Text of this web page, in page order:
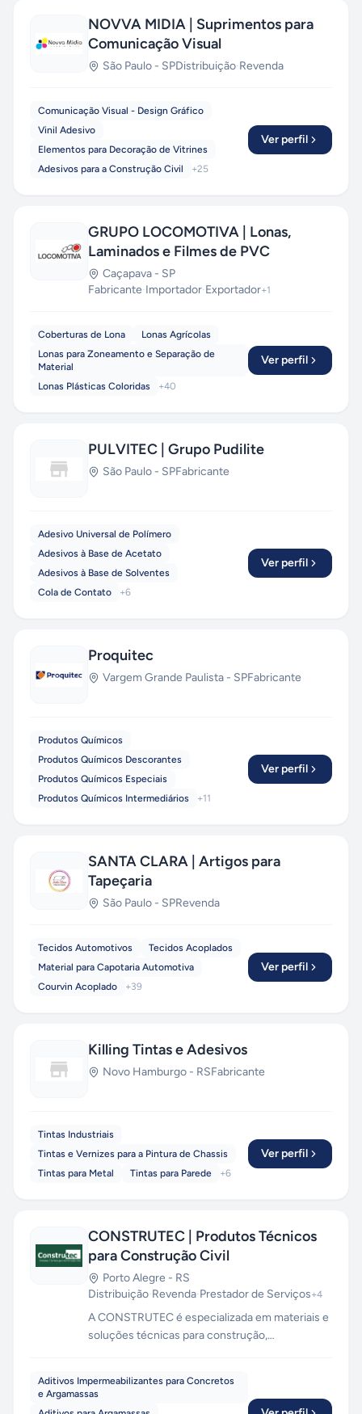
NOVVA MIDIA | Suprimentos para
Comunicação Visual
São Paulo - SPDistribuição·Revenda
Comunicação Visual - Design Gráfico
Vinil Adesivo
Elementos para Decoração de Vitrines
Adesivos para a Construção Civil
+25
Ver perfil
GRUPO LOCOMOTIVA | Lonas,
Laminados e Filmes de PVC
Caçapava - SP
Fabricante·Importador·Exportador+1
Coberturas de Lona
Lonas Agrícolas
Lonas para Zoneamento e Separação de
Material
Lonas Plásticas Coloridas
+40
Ver perfil
PULVITEC | Grupo Pudilite
São Paulo - SPFabricante
Adesivo Universal de Polímero
Adesivos à Base de Acetato
Adesivos à Base de Solventes
Cola de Contato
+6
Ver perfil
Proquitec
Vargem Grande Paulista - SPFabricante
Produtos Químicos
Produtos Químicos Descorantes
Produtos Químicos Especiais
Produtos Químicos Intermediários
+11
Ver perfil
SANTA CLARA | Artigos para
Tapeçaria
São Paulo - SPRevenda
Tecidos Automotivos
Tecidos Acoplados
Material para Capotaria Automotiva
Courvin Acoplado
+39
Ver perfil
Killing Tintas e Adesivos
Novo Hamburgo - RSFabricante
Tintas Industriais
Tintas e Vernizes para a Pintura de Chassis
Tintas para Metal
Tintas para Parede +6
Ver perfil
CONSTRUTEC | Produtos Técnicos
para Construção Civil
Porto Alegre - RS
Distribuição·Revenda·Prestador de Serviços+4
A CONSTRUTEC é especializada em materiais e
soluções técnicas para construção,
complexas. Registrada no CREA RS e membro
atuante do Instituto Brasileiro de
Aditivos Impermeabilizantes para Concretos
e Argamassas